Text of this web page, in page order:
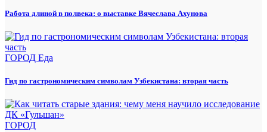
Работа длиной в полвека: о выставке Вячеслава Ахунова
ГОРОД Еда
Гид по гастрономическим символам Узбекистана: вторая часть
ГОРОД